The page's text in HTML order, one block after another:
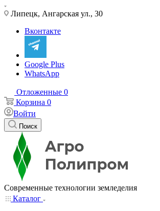
Липецк, Ангарская ул., 30
Вконтакте
Google Plus
WhatsApp
Отложенные 0
Корзина 0
Войти
Поиск
Современные технологии земледелия
Каталог